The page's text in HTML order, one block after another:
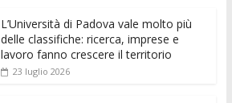
p er
L’Università di Padova vale molto più
delle classifiche: ricerca, imprese e
lavoro fanno crescere il territorio
23 luglio 2026